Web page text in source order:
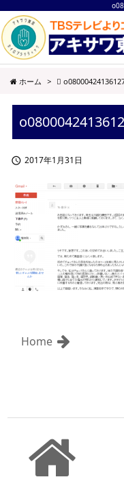
ホーム >
 2017年1月31日
Home